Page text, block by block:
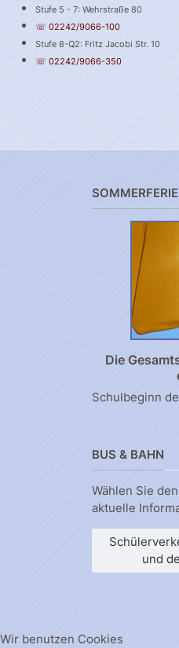
Stufe 5 - 7: Wehrstraße 80
☏ 02242/9066-100
Stufe 8-Q2: Fritz Jacobi Str. 10
☏ 02242/9066-350
Die
Schulbeginn
BUS & BAHN
Wählen Sie
aktuelle
und
Wir benutzen Cookies